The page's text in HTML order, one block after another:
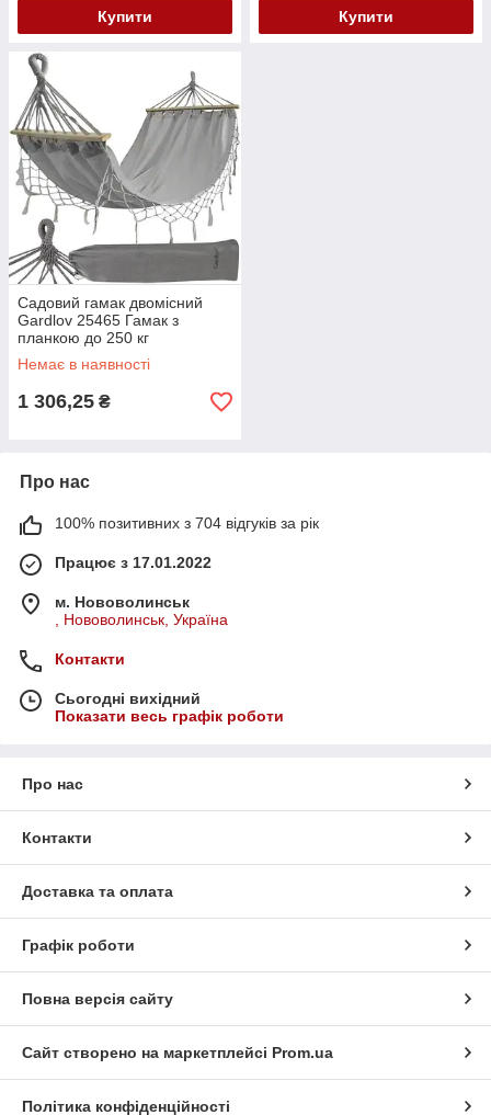
Купити Купити
Садовий гамак двомісний
Gardlov 25465 Гамак з
планкою до 250 кг
Немає в наявності
1 306,25 ₴
Про нас
100% позитивних з 704 відгуків за рік
Працює з 17.01.2022
м. Нововолинськ
, Нововолинськ, Україна
Контакти
Сьогодні вихідний
Показати весь графік роботи
Про нас
Контакти
Доставка та оплата
Графік роботи
Повна версія сайту
Сайт створено на маркетплейсі Prom.ua
Політика конфіденційності